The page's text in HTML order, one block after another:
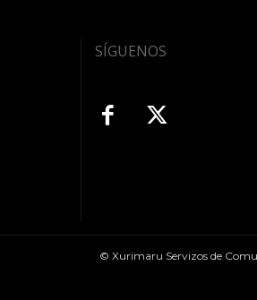
SÍGUENOS
© Xurimaru Servizos de